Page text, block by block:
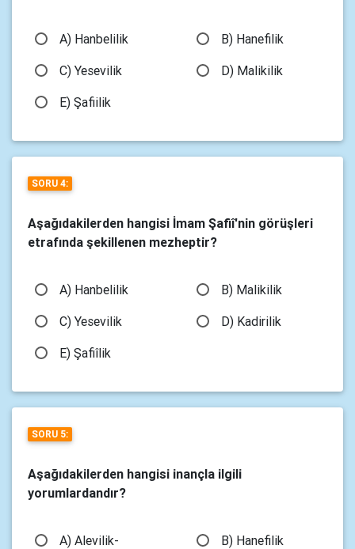
A) Hanbelilik
B) Hanefilik
C) Yesevilik
D) Malikilik
E) Şafiilik
SORU 4:
Aşağıdakilerden hangisi İmam Şafiî'nin görüşleri
etrafında şekillenen mezheptir?
A) Hanbelilik
B) Malikilik
C) Yesevilik
D) Kadirilik
E) Şafiîlik
SORU 5:
Aşağıdakilerden hangisi inançla ilgili
yorumlardandır?
A) Alevilik-
B) Hanefilik